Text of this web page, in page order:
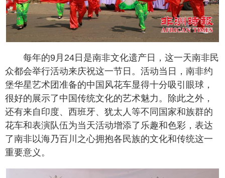
每年的9 月 24日是南非文化遗产日，这一天南非民
众都会举行活动来庆祝这一节日。活动当日，南非约
堡华星艺术团准备的中国风花车显得十分吸引眼球，
很好的展示了中国传统文化的艺术魅力。除此之外，
还有来自印度、西班牙、犹太人等不同国家和族群的
花车和表演队伍为当天活动增添了乐趣和色彩，表达
了南非以海乃百川之心拥抱各民族的文化和传统这一
重要意义。